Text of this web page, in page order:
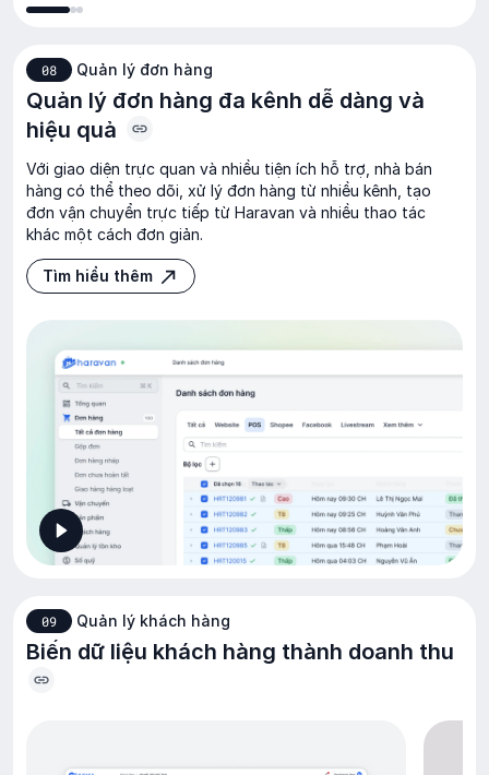
08 Quản lý đơn hàng
Quản lý đơn hàng đa kênh dễ dàng và
hiệu quả
Với giao diện trực quan và nhiều tiện ích hỗ trợ, nhà bán
hàng có thể theo dõi, xử lý đơn hàng từ nhiều kênh, tạo
đơn vận chuyển trực tiếp từ Haravan và nhiều thao tác
khác một cách đơn giản.
Tìm hiểu thêm
09 Quản lý khách hàng
Biến dữ liệu khách hàng thành doanh thu